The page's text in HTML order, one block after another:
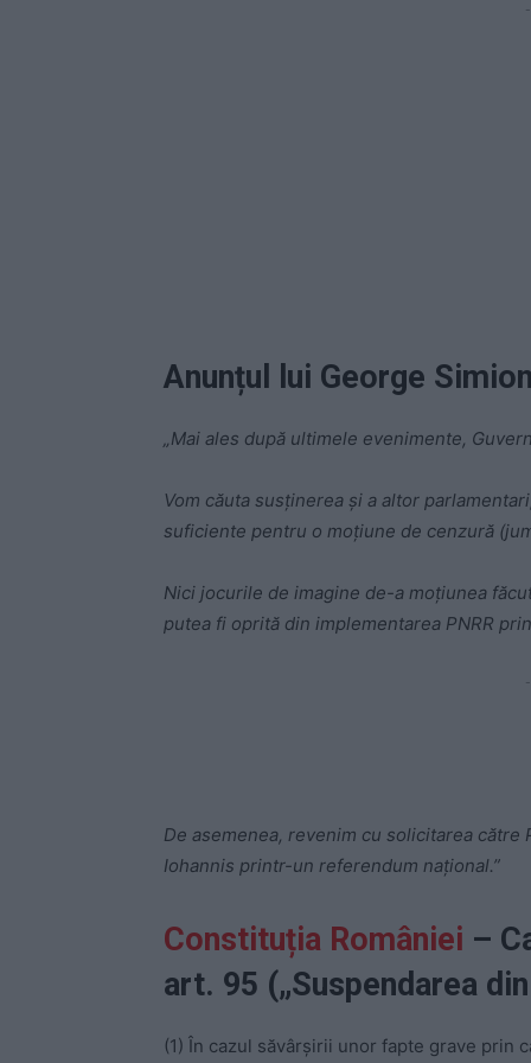
Anunțul lui George Simion
„Mai ales după ultimele evenimente,
Vom căuta susținerea și a altor
suficiente pentru o moțiune de cenzură
Nici jocurile de imagine de-a moțiunea
putea fi oprită din implementarea PNRR
De asemenea, revenim cu solicitarea
Iohannis printr-un referendum național.”
Constituția României –
art. 95 („Suspendarea
(1) În cazul săvârşirii unor fapte grave